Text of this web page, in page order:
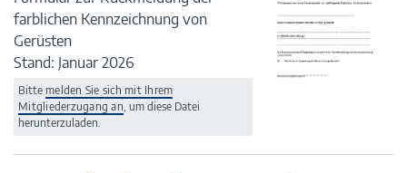
farblichen Kennzeichnung von
Gerüsten
Stand: Januar 2026
Bitte melden Sie sich mit Ihrem
Mitgliederzugang an, um diese Datei
herunterzuladen.